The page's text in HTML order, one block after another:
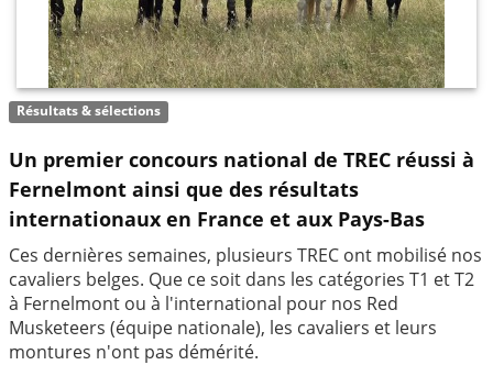
Résultats & sélections
Un premier concours national de TREC réussi à
Fernelmont ainsi que des résultats
internationaux en France et aux Pays-Bas
Ces dernières semaines, plusieurs TREC ont mobilisé nos
cavaliers belges. Que ce soit dans les catégories T1 et T2
à Fernelmont ou à l'international pour nos Red
Musketeers (équipe nationale), les cavaliers et leurs
montures n'ont pas démérité.